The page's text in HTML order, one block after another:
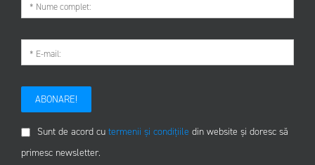
ABONARE!
Sunt de acord cu termenii și condițiile din website și doresc să
primesc newsletter.